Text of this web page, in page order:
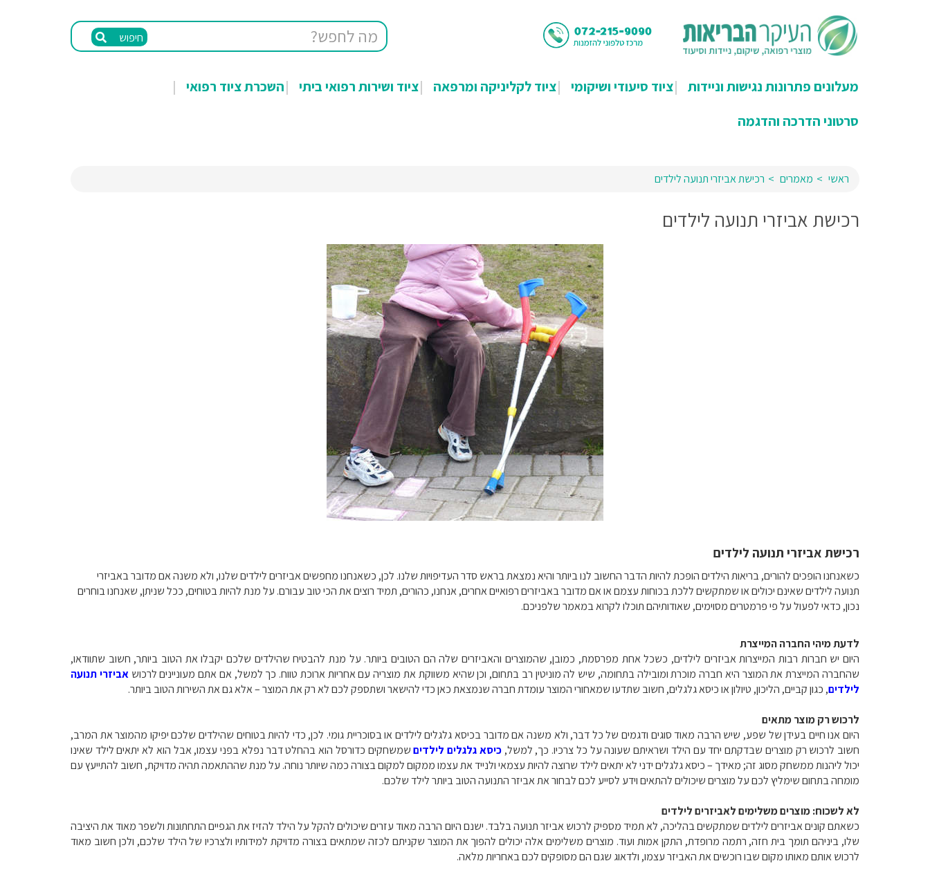
חיפוש
מעלונים פתרונות נגישות וניידות ציוד סיעודי ושיקומי ציוד לקליניקה ומרפאה ציוד ושירות רפואי ביתי
השכרת ציוד רפואי
סרטוני הדרכה והדגמה
ראשי מאמרים רכישת אביזרי תנועה לילדים
רכישת אביזרי תנועה לילדים
רכישת אביזרי תנועה לילדים
כשאנחנו הופכים להורים, בריאות הילדים הופכת להיות הדבר החשוב לנו ביותר והיא נמצאת בראש סדר העדיפויות שלנו. לכן, כשאנחנו מחפשים אביזרים לילדים שלנו, ולא משנה אם מדובר באביזרי
תנועה לילדים שאינם יכולים או שמתקשים ללכת בכוחות עצמם או אם מדובר באביזרים רפואיים אחרים, אנחנו, כהורים, תמיד רוצים את הכי טוב עבורם. על מנת להיות בטוחים, ככל שניתן, שאנחנו בוחרים
נכון, כדאי לפעול על פי פרמטרים מסוימים, שאודותיהם תוכלו לקרוא במאמר שלפניכם.
לדעת מיהי החברה המייצרת
היום יש חברות רבות המייצרות אביזרים לילדים, כשכל אחת מפרסמת, כמובן, שהמוצרים והאביזרים שלה הם הטובים ביותר. על מנת להבטיח שהילדים שלכם יקבלו את הטוב ביותר, חשוב שתוודאו,
שהחברה המייצרת את המוצר היא חברה מוכרת ומובילה בתחומה, שיש לה מוניטין רב בתחום, וכן שהיא משווקת את מוצריה עם אחריות ארוכת טווח. כך למשל, אם אתם מעוניינים לרכושאביזרי תנועה
לילדים, כגון קביים, הליכון, טיולון או כיסא גלגלים, חשוב שתדעו שמאחורי המוצר עומדת חברה שנמצאת כאן כדי להישאר ושתספק לכם לא רק את המוצר – אלא גם את השירות הטוב ביותר.
לרכוש רק מוצר מתאים
היום אנו חיים בעידן של שפע, שיש הרבה מאוד סוגים ודגמים של כל דבר, ולא משנה אם מדובר בכיסא גלגלים לילדים או בסוכריית גומי. לכן, כדי להיות בטוחים שהילדים שלכם יפיקו מהמוצר את המרב,
חשוב לרכוש רק מוצרים שבדקתם יחד עם הילד ושראיתם שעונה על כל צרכיו. כך, למשל,כיסא גלגלים לילדיםשמשחקים כדורסל הוא בהחלט דבר נפלא בפני עצמו, אבל הוא לא יתאים לילד שאינו
יכול ליהנות ממשחק מסוג זה; מאידך – כיסא גלגלים ידני לא יתאים לילד שרוצה להיות עצמאי ולנייד את עצמו ממקום למקום בצורה כמה שיותר נוחה. על מנת שההתאמה תהיה מדויקת, חשוב להתייעץ עם
מומחה בתחום שימליץ לכם על מוצרים שיכולים להתאים וידע לסייע לכם לבחור את אביזר התנועה הטוב ביותר לילד שלכם.
לא לשכוח: מוצרים משלימים לאביזרים לילדים
כשאתם קונים אביזרים לילדים שמתקשים בהליכה, לא תמיד מספיק לרכוש אביזר תנועה בלבד. ישנם היום הרבה מאוד עזרים שיכולים להקל על הילד להזיז את הגפיים התחתונות ולשפר מאוד את היציבה
שלו, ביניהם תומך בית חזה, רתמה מרופדת, התקן אמות ועוד. מוצרים משלימים אלה יכולים להפוך את המוצר שקניתם לכזה שמתאים בצורה מדויקת למידותיו ולצרכיו של הילד שלכם, ולכן חשוב מאוד
לרכוש אותם מאותו מקום שבו רוכשים את האביזר עצמו, ולדאוג שגם הם מסופקים לכם באחריות מלאה.